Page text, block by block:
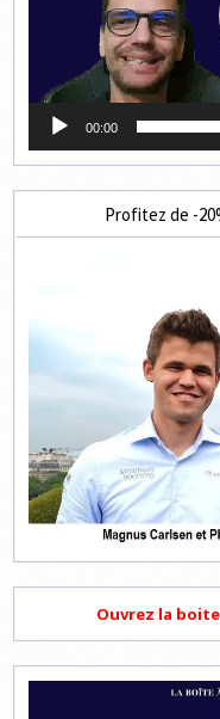
00:00
Profitez de -
Ouvrez la